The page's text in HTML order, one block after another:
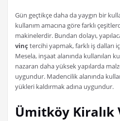
Gün geçtikçe daha da yaygın bir
kullanım amacına göre farklı
makinelerdir. Bundan dolayı,
vinç tercihi yapmak, farklı iş dalları
Mesela, inşaat alanında kullanılan
nazaran daha yüksek yapılarda
uygundur. Madencilik alanında
yükleri kaldırmak adına uygundur.
Ümitköy Kiralık